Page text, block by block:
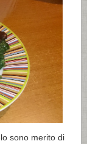
sono merito di